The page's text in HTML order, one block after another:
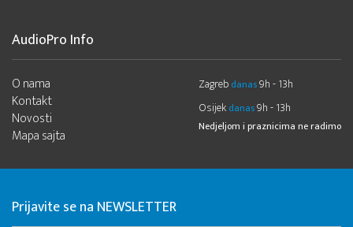
AudioPro Info
O nama
Kontakt
Novosti
Mapa sajta
Zagreb danas9h - 13h
Osijek danas9h - 13h
Nedjeljom i praznicima ne radimo
Prijavite se na NEWSLETTER